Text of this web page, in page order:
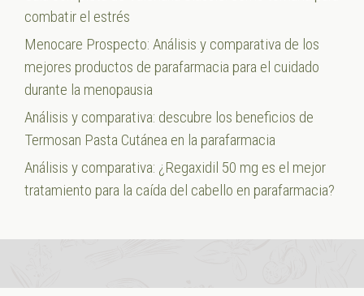
combatir el estrés
Menocare Prospecto: Análisis y comparativa de los
mejores productos de parafarmacia para el cuidado
durante la menopausia
Análisis y comparativa: descubre los beneficios de
Termosan Pasta Cutánea en la parafarmacia
Análisis y comparativa: ¿Regaxidil 50 mg es el mejor
tratamiento para la caída del cabello en parafarmacia?